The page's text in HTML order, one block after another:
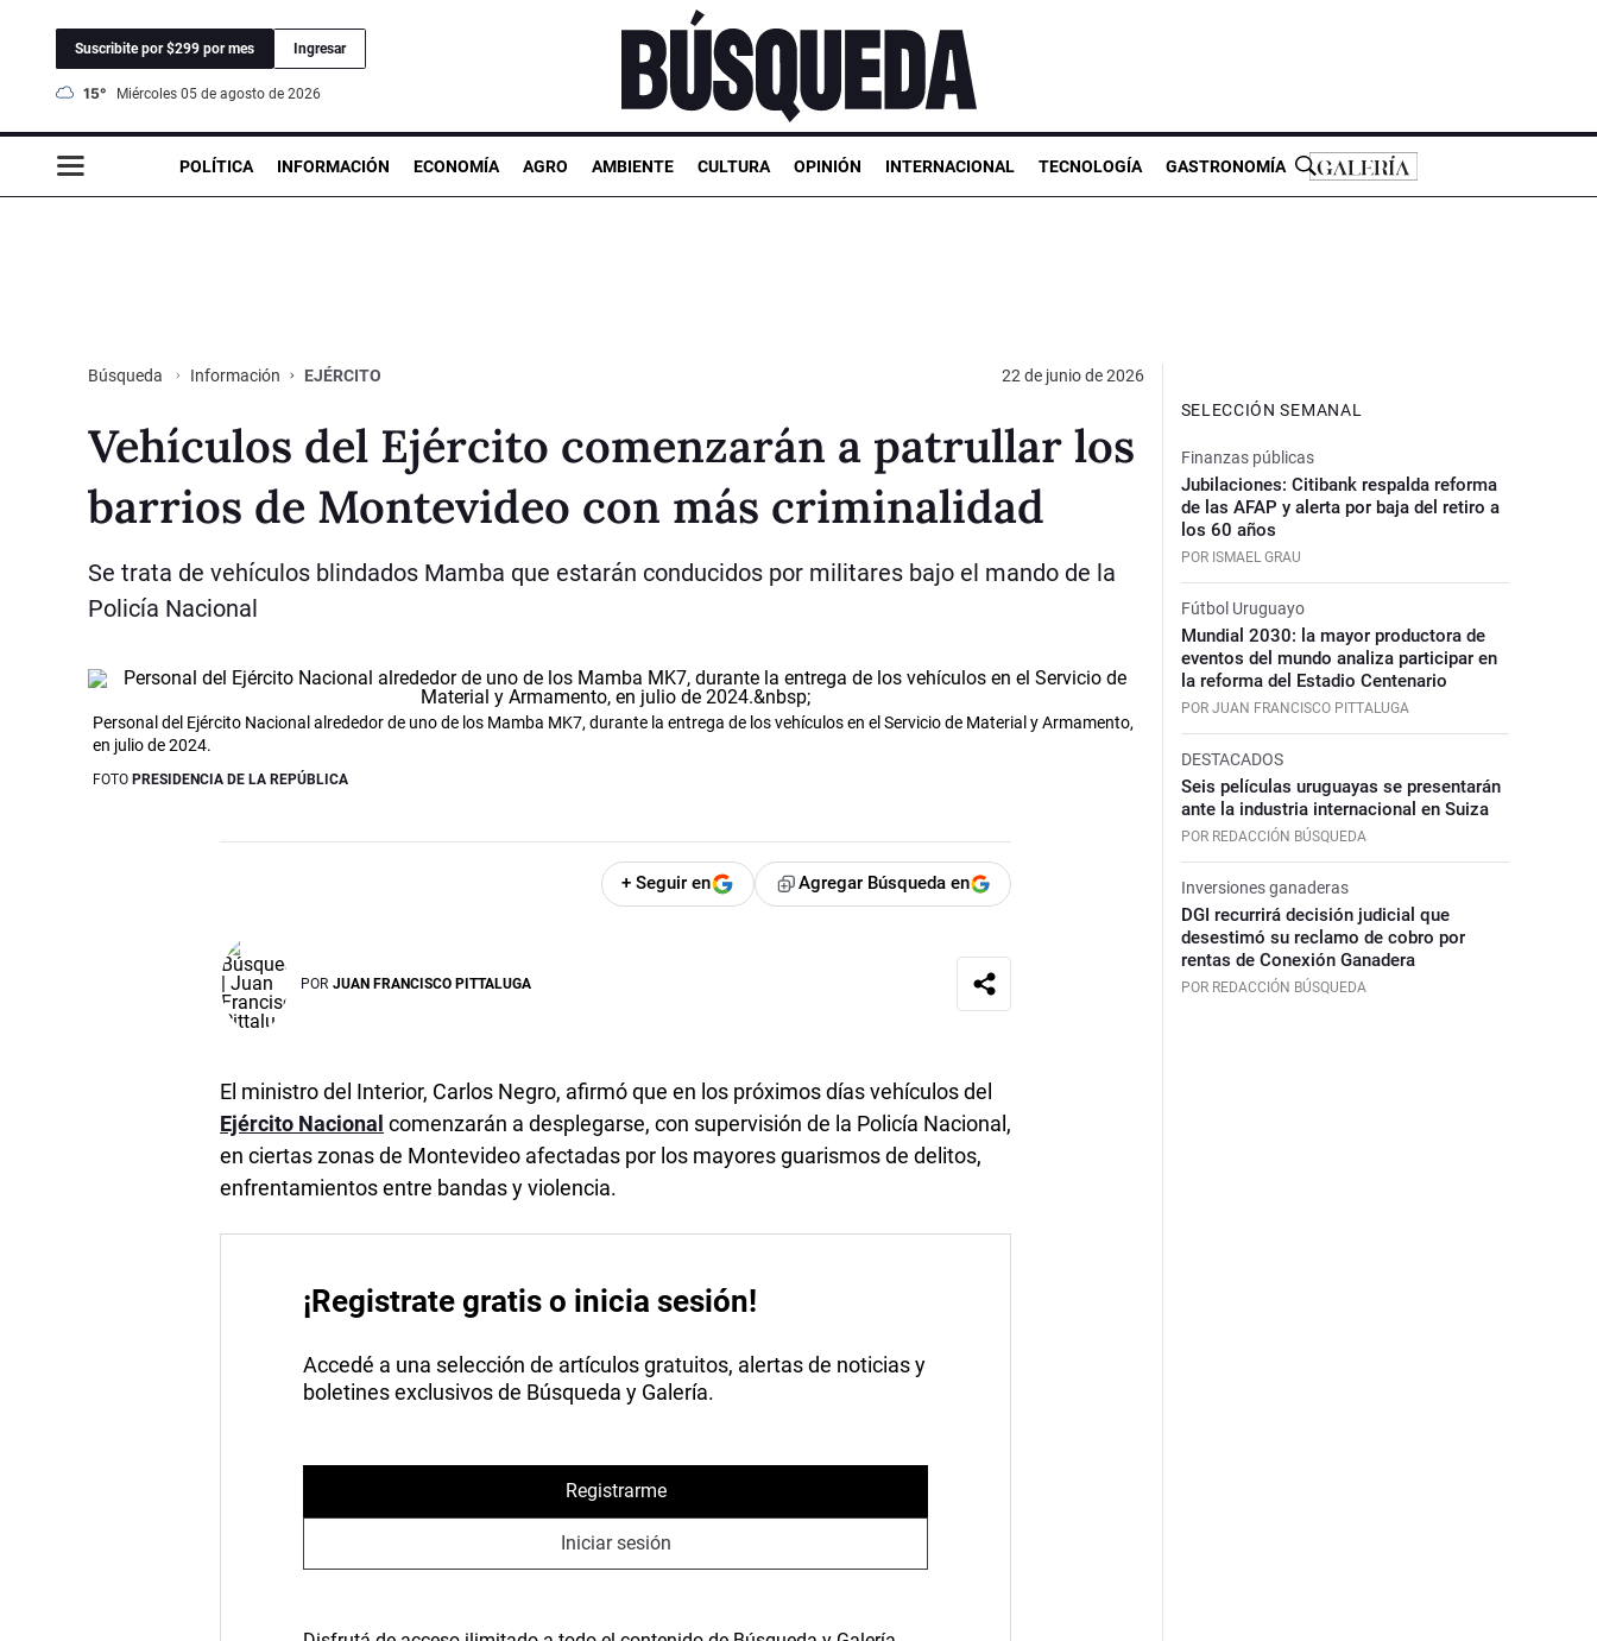
Suscribite por $299 por mes Ingresar
15° miércoles 05 de agosto de 2026
POLÍTICA INFORMACIÓN ECONOMÍA AGRO AMBIENTE CULTURA OPINIÓN INTERNACIONAL TECNOLOGÍA GASTRONOMÍA
Búsqueda Información EJÉRCITO 22 de junio de 2026
Vehículos del Ejército comenzarán a patrullar los
barrios de Montevideo con más criminalidad
Se trata de vehículos blindados Mamba que estarán conducidos por militares bajo el mando de la
Policía Nacional
Personal del Ejército Nacional alrededor de uno de los Mamba MK7, durante la entrega de los vehículos en el Servicio de Material y Armamento,
en julio de 2024.
FOTO PRESIDENCIA DE LA REPÚBLICA
+ Seguir en Agregar Búsqueda en
POR JUAN FRANCISCO PITTALUGA
El ministro del Interior, Carlos Negro, afirmó que en los próximos días vehículos del
Ejército Nacional comenzarán a desplegarse, con supervisión de la Policía Nacional,
en ciertas zonas de Montevideo afectadas por los mayores guarismos de delitos,
enfrentamientos entre bandas y violencia.
¡Registrate gratis o inicia sesión!
Accedé a una selección de artículos gratuitos, alertas de noticias y
boletines exclusivos de Búsqueda y Galería.
Registrarme
Iniciar sesión
SELECCIÓN SEMANAL
Finanzas públicas
Jubilaciones: Citibank respalda reforma
de las AFAP y alerta por baja del retiro a
los 60 años
POR ISMAEL GRAU
Fútbol Uruguayo
Mundial 2030: la mayor productora de
eventos del mundo analiza participar en
la reforma del Estadio Centenario
POR JUAN FRANCISCO PITTALUGA
DESTACADOS
Seis películas uruguayas se presentarán
ante la industria internacional en Suiza
POR REDACCIÓN BÚSQUEDA
Inversiones ganaderas
DGI recurrirá decisión judicial que
desestimó su reclamo de cobro por
rentas de Conexión Ganadera
POR REDACCIÓN BÚSQUEDA